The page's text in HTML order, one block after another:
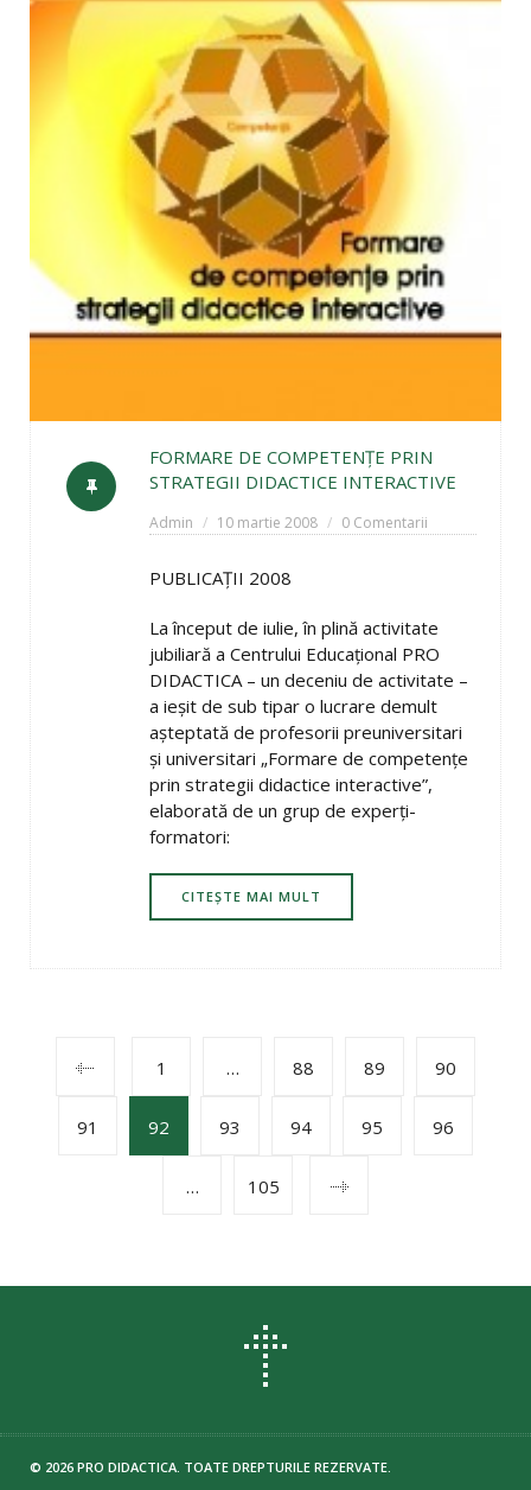
FORMARE DE COMPETENŢE PRIN
STRATEGII DIDACTICE INTERACTIVE
Admin 10 martie 2008 0 Comentarii
PUBLICAŢII 2008
La început de iulie, în plină activitate
jubiliară a Centrului Educaţional PRO
DIDACTICA – un deceniu de activitate –
a ieşit de sub tipar o lucrare demult
aşteptată de profesorii preuniversitari
şi universitari „Formare de competenţe
prin strategii didactice interactive”,
elaborată de un grup de experţi-
formatori:
CITEȘTE MAI MULT
POSTS
NAVIGATION
1 … 88 89 90
91 92 93 94 95 96
… 105
© 2026 PRO DIDACTICA. TOATE DREPTURILE REZERVATE.